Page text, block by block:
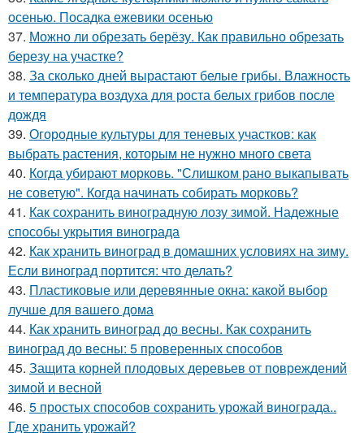
осенью. Посадка ежевики осенью
37. Можно ли обрезать берёзу. Как правильно обрезать
березу на участке?
38. За сколько дней вырастают белые грибы. Влажность
и температура воздуха для роста белых грибов после
дождя
39. Огородные культуры для теневых участков: как
выбрать растения, которым не нужно много света
40. Когда убирают морковь. "Слишком рано выкапывать
не советую". Когда начинать собирать морковь?
41. Как сохранить виноградную лозу зимой. Надежные
способы укрытия винограда
42. Как хранить виноград в домашних условиях на зиму.
Если виноград портится: что делать?
43. Пластиковые или деревянные окна: какой выбор
лучше для вашего дома
44. Как хранить виноград до весны. Как сохранить
виноград до весны: 5 проверенных способов
45. Защита корней плодовых деревьев от повреждений
зимой и весной
46. 5 простых способов сохранить урожай винограда..
Где хранить урожай?